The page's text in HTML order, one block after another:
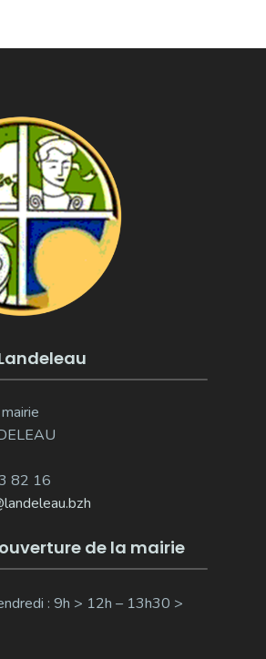
82 16
de la mairie
: 9h > 12h – 13h30 >